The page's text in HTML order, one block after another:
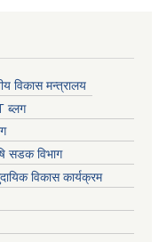
विकास मन्त्रालय
ब्लग
सडक विभाग
विकास कार्यक्रम